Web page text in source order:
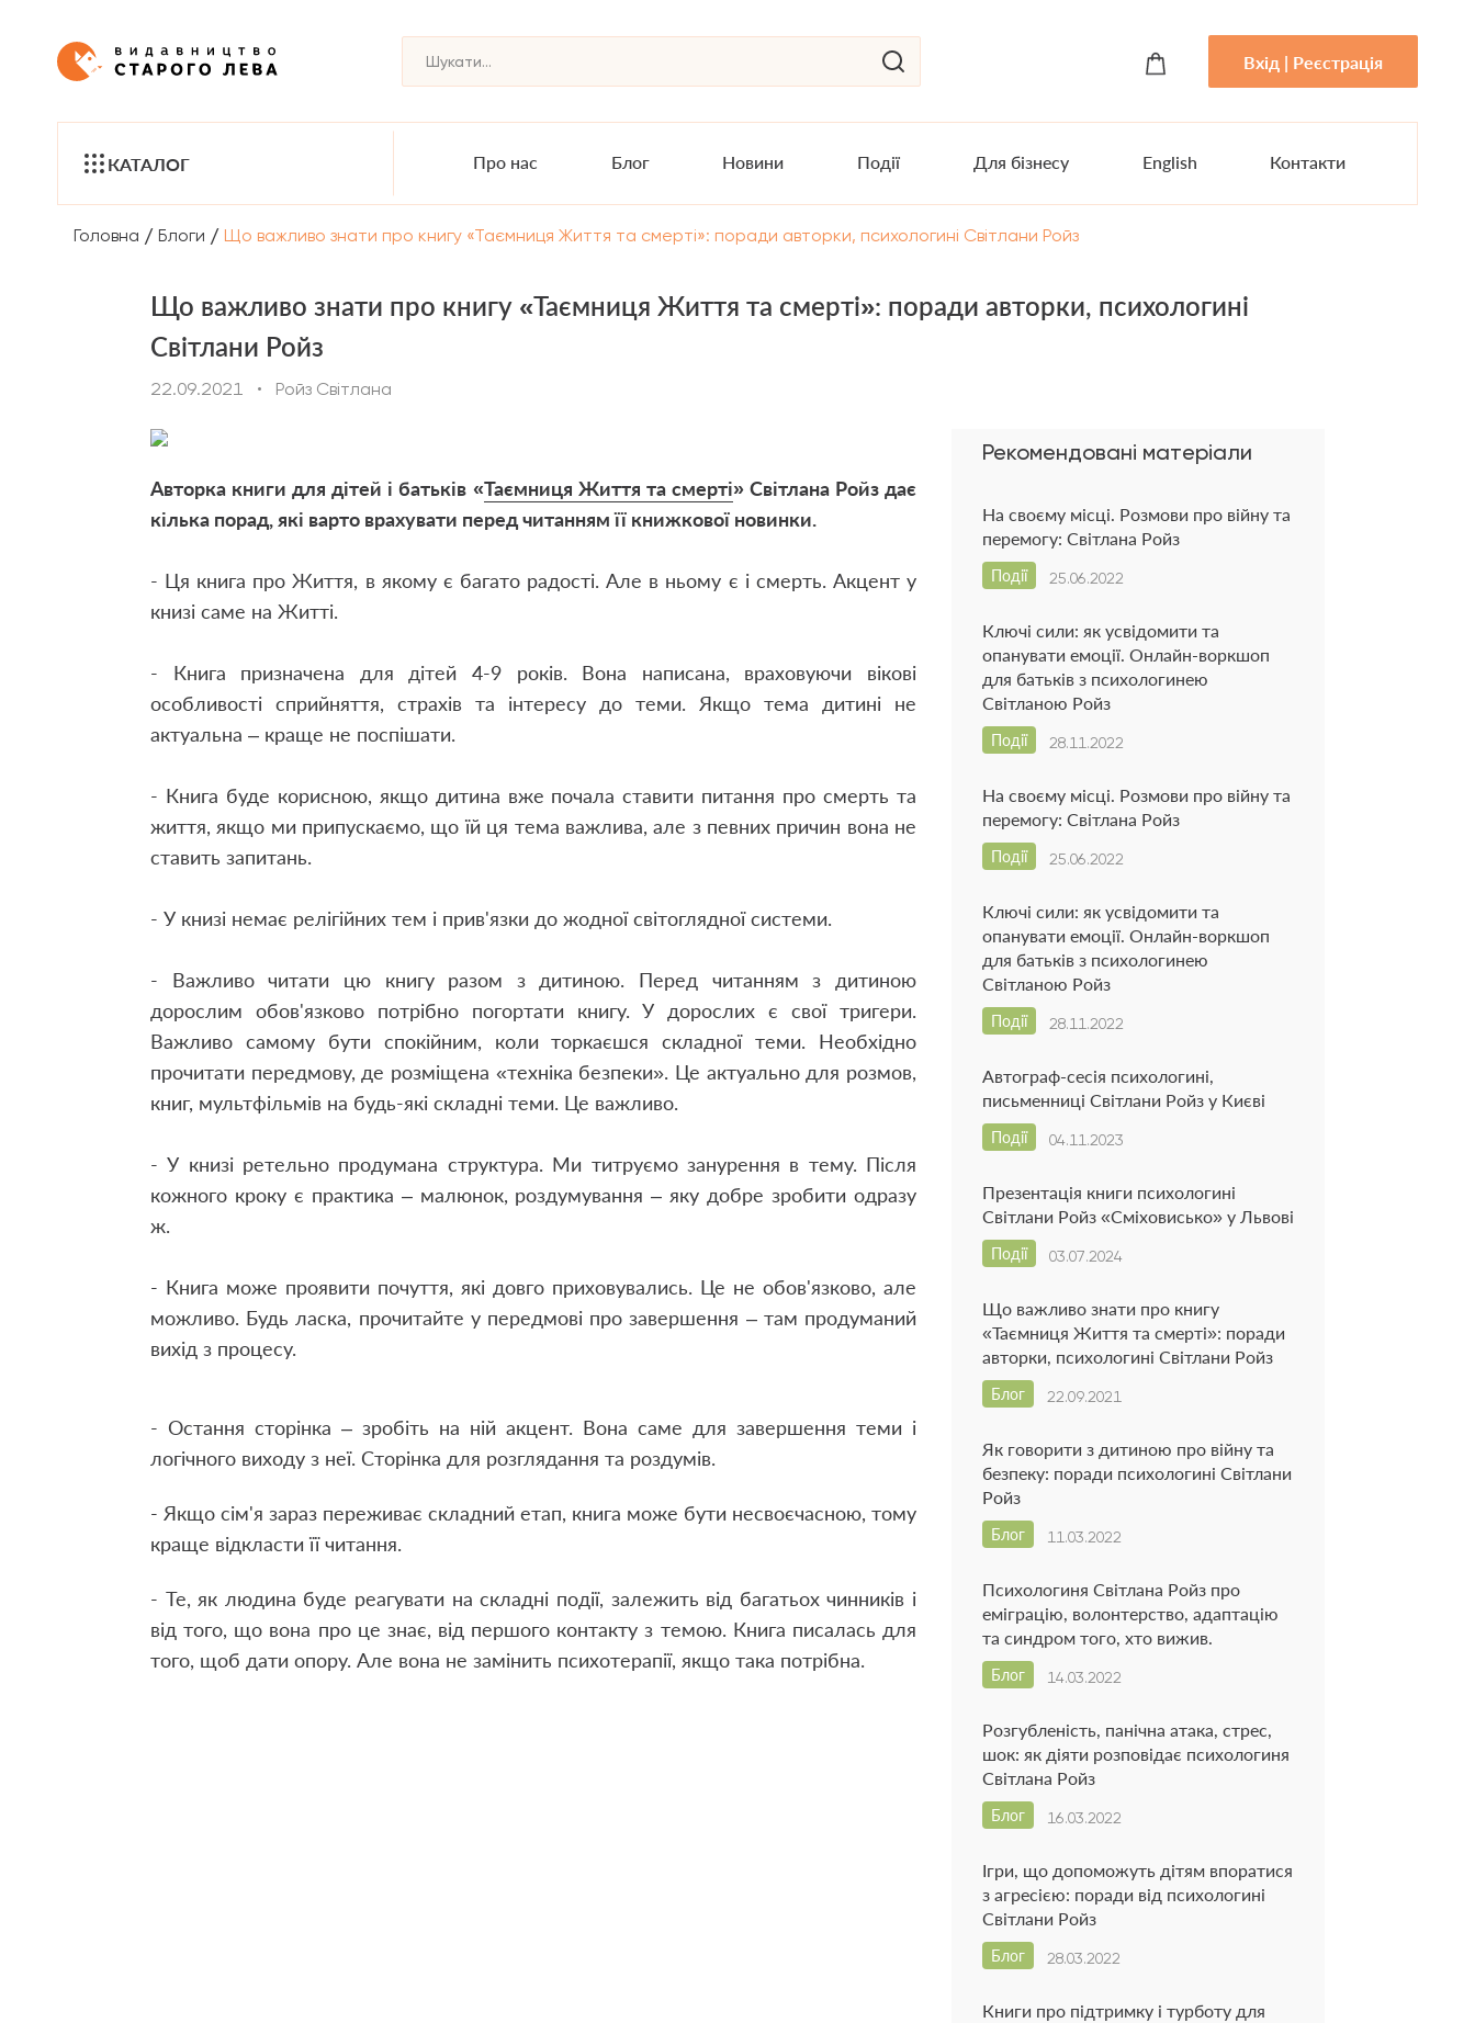
Вхід | Реєстрація
КАТАЛОГ Про нас Блог Новини Події Для бізнесу English Контакти
Головна / Блоги / Що важливо знати про книгу «Таємниця Життя та смерті»: поради авторки, психологині Світлани Ройз
Що важливо знати про книгу «Таємниця Життя та смерті»: поради авторки, психологині
Світлани Ройз
22.09.2021 • Ройз Світлана
Авторка книги для дітей і батьків «Таємниця Життя та смерті» Світлана Ройз дає
кілька порад, які варто врахувати перед читанням її книжкової новинки.
- Ця книга про Життя, в якому є багато радості. Але в ньому є і смерть. Акцент у
книзі саме на Житті.
- Книга призначена для дітей 4-9 років. Вона написана, враховуючи вікові
особливості сприйняття, страхів та інтересу до теми. Якщо тема дитині не
актуальна – краще не поспішати.
- Книга буде корисною, якщо дитина вже почала ставити питання про смерть та
життя, якщо ми припускаємо, що їй ця тема важлива, але з певних причин вона не
ставить запитань.
- У книзі немає релігійних тем і прив'язки до жодної світоглядної системи.
- Важливо читати цю книгу разом з дитиною. Перед читанням з дитиною
дорослим обов'язково потрібно погортати книгу. У дорослих є свої тригери.
Важливо самому бути спокійним, коли торкаєшся складної теми. Необхідно
прочитати передмову, де розміщена «техніка безпеки». Це актуально для розмов,
книг, мультфільмів на будь-які складні теми. Це важливо.
-У книзі ретельно продумана структура. Ми титруємо занурення в тему. Після
кожного кроку є практика – малюнок, роздумування – яку добре зробити одразу
ж.
- Книга може проявити почуття, які довго приховувались. Це не обов'язково, але
можливо. Будь ласка, прочитайте у передмові про завершення – там продуманий
вихід з процесу.
- Остання сторінка – зробіть на ній акцент. Вона саме для завершення теми і
логічного виходу з неї. Сторінка для розглядання та роздумів.
- Якщо сім'я зараз переживає складний етап, книга може бути несвоєчасною, тому
краще відкласти її читання.
- Те, як людина буде реагувати на складні події, залежить від багатьох чинників і
від того, що вона про це знає, від першого контакту з темою. Книга писалась для
того, щоб дати опору. Але вона не замінить психотерапії, якщо така потрібна.
Рекомендовані матеріали
На своєму місці. Розмови про війну та
перемогу: Світлана Ройз
25.06.2022
Події
Ключі сили: як усвідомити та
опанувати емоції. Онлайн-воркшоп
для батьків з психологинею
Світланою Ройз
28.11.2022
Події
На своєму місці. Розмови про війну та
перемогу: Світлана Ройз
25.06.2022
Події
Ключі сили: як усвідомити та
опанувати емоції. Онлайн-воркшоп
для батьків з психологинею
Світланою Ройз
28.11.2022
Події
Автограф-сесія психологині,
письменниці Світлани Ройз у Києві
04.11.2023
Події
Презентація книги психологині
Світлани Ройз «Сміховисько» у Львові
03.07.2024
Події
Що важливо знати про книгу
«Таємниця Життя та смерті»: поради
авторки, психологині Світлани Ройз
22.09.2021
Блог
Як говорити з дитиною про війну та
безпеку: поради психологині Світлани
Ройз
11.03.2022
Блог
Психологиня Світлана Ройз про
еміграцію, волонтерство, адаптацію
та синдром того, хто вижив.
14.03.2022
Блог
Розгубленість, панічна атака, стрес,
шок: як діяти розповідає психологиня
Світлана Ройз
16.03.2022
Блог
Ігри, що допоможуть дітям впоратися
з агресією: поради від психологині
Світлани Ройз
28.03.2022
Блог
Книги про підтримку і турботу для